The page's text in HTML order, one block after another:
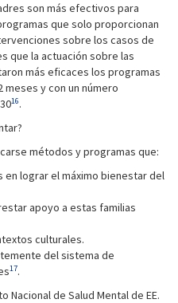
son más efectivos para
que solo proporcionan
sobre los casos de
que la actuación sobre las
más eficaces los programas
y con un número
16.
métodos y programas que:
lograr el máximo bienestar del
apoyo a estas familias
culturales.
del sistema de
17.
de Salud Mental de EE.